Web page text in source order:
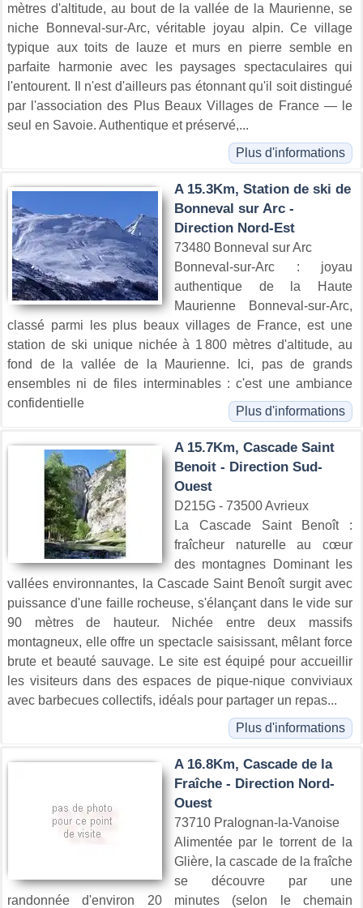
mètres d'altitude, au bout de la vallée de la Maurienne, se
niche Bonneval-sur-Arc, véritable joyau alpin. Ce village
typique aux toits de lauze et murs en pierre semble en
parfaite harmonie avec les paysages spectaculaires qui
l'entourent. Il n'est d'ailleurs pas étonnant qu'il soit distingué
par l'association des Plus Beaux Villages de France — le
seul en Savoie. Authentique et préservé,...
Plus d'informations
A 15.3Km, Station de ski de
Bonneval sur Arc -
Direction Nord-Est
73480 Bonneval sur Arc
Bonneval-sur-Arc : joyau
authentique de la Haute
Maurienne Bonneval-sur-Arc,
classé parmi les plus beaux villages de France, est une
station de ski unique nichée à 1 800 mètres d'altitude, au
fond de la vallée de la Maurienne. Ici, pas de grands
ensembles ni de files interminables : c'est une ambiance
confidentielle
Plus d'informations
A 15.7Km, Cascade Saint
Benoit - Direction Sud-
Ouest
D215G - 73500 Avrieux
La Cascade Saint Benoît :
fraîcheur naturelle au cœur
des montagnes Dominant les
vallées environnantes, la Cascade Saint Benoît surgit avec
puissance d'une faille rocheuse, s'élançant dans le vide sur
90 mètres de hauteur. Nichée entre deux massifs
montagneux, elle offre un spectacle saisissant, mêlant force
brute et beauté sauvage. Le site est équipé pour accueillir
les visiteurs dans des espaces de pique-nique conviviaux
avec barbecues collectifs, idéals pour partager un repas...
Plus d'informations
A 16.8Km, Cascade de la
Fraîche - Direction Nord-
Ouest
73710 Pralognan-la-Vanoise
Alimentée par le torrent de la
Glière, la cascade de la fraîche
se découvre par une
randonnée d'environ 20 minutes (selon le chemain